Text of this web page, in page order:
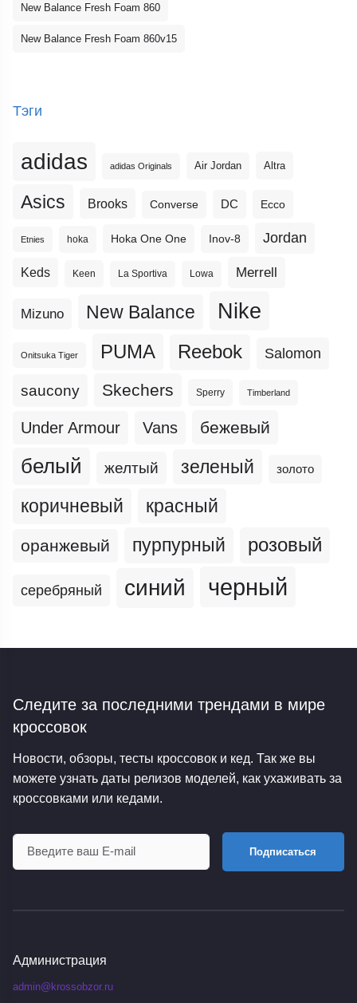
New Balance Fresh Foam 860
New Balance Fresh Foam 860v15
Тэги
adidas adidas Originals Air Jordan Altra
Asics Brooks Converse DC Ecco
Etnies hoka Hoka One One Inov-8 Jordan
Keds Keen La Sportiva Lowa Merrell
Mizuno New Balance Nike
Onitsuka Tiger PUMA Reebok Salomon
saucony Skechers Sperry Timberland
Under Armour Vans бежевый
белый желтый зеленый золото
коричневый красный
оранжевый пурпурный розовый
серебряный синий черный
Следите за последними трендами в мире
кроссовок
Новости, обзоры, тесты кроссовок и кед. Так же вы
можете узнать даты релизов моделей, как ухаживать за
кроссовками или кедами.
Подписаться
Администрация
admin@krossobzor.ru